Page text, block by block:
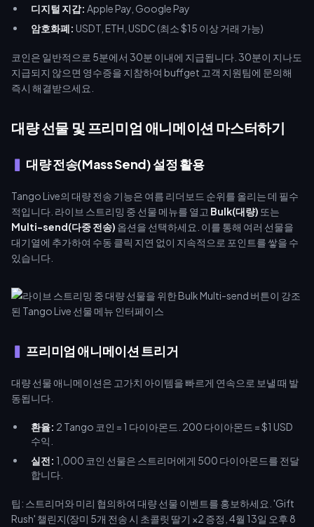
디지털 지갑: Apple Pay, Google Pay
암호화폐: USDT, ETH, USDC (최소 $15 이상 거래 가능)
코인은 일반적으로 5분에서 30분 이내에 지급됩니다. 30분이 지나도
지급되지 않으면 영수증을 지참하여 buffget 고객 지원팀에 문의해
즉시 해결받으세요.
대량 선물 및 프리미엄 애니메이션 마스터하기
대량 전송(Mass Send) 설정 활용
Tango Live의 대량 전송 기능은 여름 리더보드 순위를 올리는 데 필수
적입니다. 라이브 스트리밍 중 선물 메뉴를 열고 Bulk(대량) 또는
Multi-send(다중 전송) 옵션을 선택하세요. 이를 통해 여러 선물을
대기열에 추가하여 수동 클릭 지연 없이 지속적으로 포인트를 쌓을 수
있습니다.
프리미엄 애니메이션 트리거
대량 선물 애니메이션은 고가치 아이템을 빠르게 연속으로 보낼 때 발
동됩니다.
환율: 2 Tango 코인 = 1 다이아몬드. 200 다이아몬드 = $1 USD
수익.
실전: 1,000 코인 선물은 스트리머에게 500 다이아몬드를 전달
합니다.
팁: 스트리머와 미리 협의하여 대량 선물 이벤트를 홍보하세요. 'Gift
Rush' 챌린지(장미 5개 전송 시 초콜릿 딸기 ×2 증정, 4월 13일 오후 8